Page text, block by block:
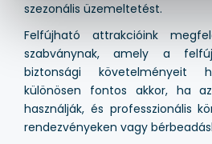
szezonális üzemeltetést.
Felfújható attrakcióink
szabványnak, amely a
biztonsági követelményeit
különösen fontos akkor, ha
használják, és professzionális
rendezvényeken vagy